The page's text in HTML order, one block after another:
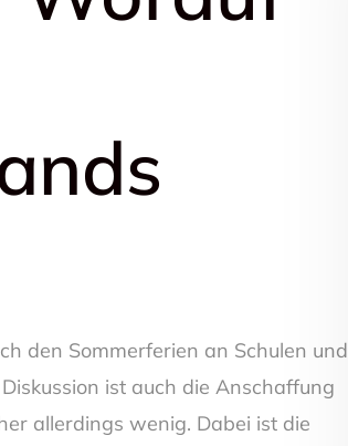
den Sommerferien an Schulen und
ist auch die Anschaffung
allerdings wenig. Dabei ist die